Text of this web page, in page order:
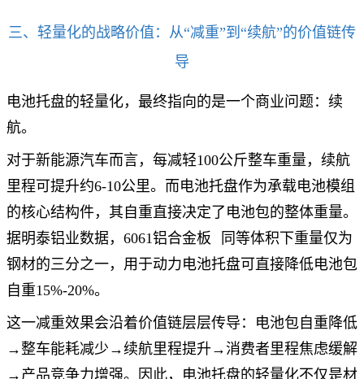
三、轻量化的战略价值：从“减重”到“续航”的价值链传
导
电池托盘的轻量化，最终指向的是一个商业问题：续
航。
对于新能源汽车而言，每减轻100公斤整车重量，续航
里程可提升约6-10公里。而电池托盘作为承载电池模组
的核心结构件，其自重直接决定了电池包的整体重量。
据明泰铝业数据， 6061铝合金板
同等体积下重量仅为
钢材的三分之一，用于动力电池托盘可直接降低电池包
自重15%-20%。
这一减重效果会沿着价值链层层传导：电池包自重降低
→整车能耗减少→续航里程提升→消费者里程焦虑缓解
→产品竞争力增强。因此，电池托盘的轻量化不仅是材